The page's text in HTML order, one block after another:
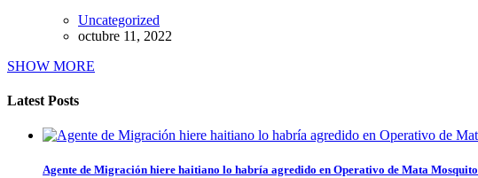
Uncategorized
octubre 11, 2022
SHOW MORE
Latest Posts
Agente de Migración hiere haitiano lo habría agredido en Operativo de Mata Mosquito